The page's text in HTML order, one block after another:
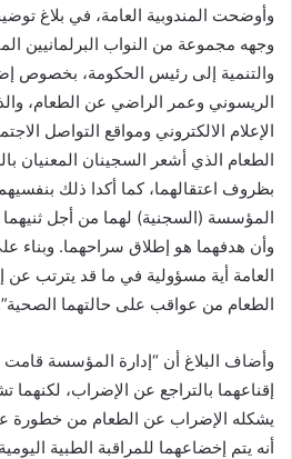
o
o
k
p
p
n
g
er
m
وأوضحت المندوبية العامة، في بلاغ
وجهه مجموعة من النواب البرلمانيين
والتنمية إلى رئيس الحكومة، بخصوص
الريسوني وعمر الراضي عن الطعام،
الإعلام الالكتروني ومواقع التواصل
الطعام الذي أشعر السجينان المعنيان
بظروف اعتقالهما، كما أكدا ذلك
المؤسسة (السجنية) لهما من أجل
وأن هدفهما هو إطلاق سراحهما. وبناء
العامة أية مسؤولية في ما قد يترتب
الطعام من عواقب على حالتهما
وأضاف البلاغ أن “إدارة المؤسسة
إقناعهما بالتراجع عن الإضراب، لكنهما
يشكله الإضراب عن الطعام من خطورة
أنه يتم إخضاعهما للمراقبة الطبية